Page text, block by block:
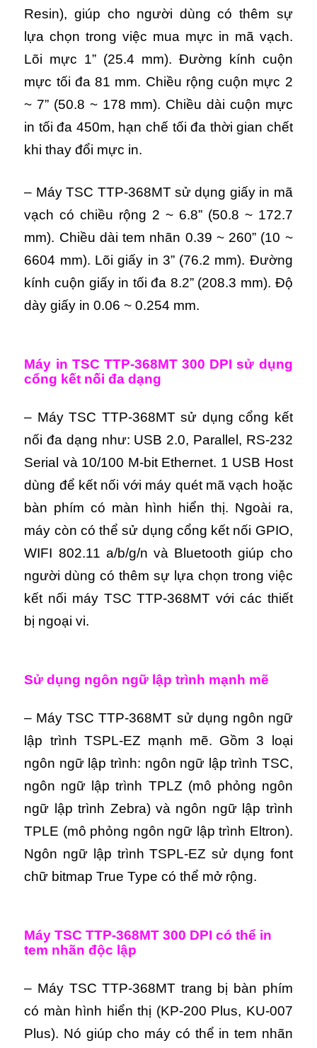
Resin), giúp cho người dùng có thêm sự
lựa chọn trong việc mua mực in mã vạch.
Lõi mực 1” (25.4 mm). Đường kính cuộn
mực tối đa 81 mm. Chiều rộng cuộn mực 2
~ 7” (50.8 ~ 178 mm). Chiều dài cuộn mực
in tối đa 450m, hạn chế tối đa thời gian chết
khi thay đổi mực in.
– Máy TSC TTP-368MT sử dụng giấy in mã
vạch có chiều rộng 2 ~ 6.8” (50.8 ~ 172.7
mm). Chiều dài tem nhãn 0.39 ~ 260” (10 ~
6604 mm). Lõi giấy in 3” (76.2 mm). Đường
kính cuộn giấy in tối đa 8.2” (208.3 mm). Độ
dày giấy in 0.06 ~ 0.254 mm.
Máy in TSC TTP-368MT 300 DPI sử dụng
cổng kết nối đa dạng
– Máy TSC TTP-368MT sử dụng cổng kết
nối đa dạng như: USB 2.0, Parallel, RS-232
Serial và 10/100 M-bit Ethernet. 1 USB Host
dùng để kết nối với máy quét mã vạch hoặc
bàn phím có màn hình hiển thị. Ngoài ra,
máy còn có thể sử dụng cổng kết nối GPIO,
WIFI 802.11 a/b/g/n và Bluetooth giúp cho
người dùng có thêm sự lựa chọn trong việc
kết nối máy TSC TTP-368MT với các thiết
bị ngoại vi.
Sử dụng ngôn ngữ lập trình mạnh mẽ
– Máy TSC TTP-368MT sử dụng ngôn ngữ
lập trình TSPL-EZ mạnh mẽ. Gồm 3 loại
ngôn ngữ lập trình: ngôn ngữ lập trình TSC,
ngôn ngữ lập trình TPLZ (mô phỏng ngôn
ngữ lập trình Zebra) và ngôn ngữ lập trình
TPLE (mô phỏng ngôn ngữ lập trình Eltron).
Ngôn ngữ lập trình TSPL-EZ sử dụng font
chữ bitmap True Type có thể mở rộng.
Máy TSC TTP-368MT 300 DPI có thể in
tem nhãn độc lập
– Máy TSC TTP-368MT trang bị bàn phím
có màn hình hiển thị (KP-200 Plus, KU-007
Plus). Nó giúp cho máy có thể in tem nhãn